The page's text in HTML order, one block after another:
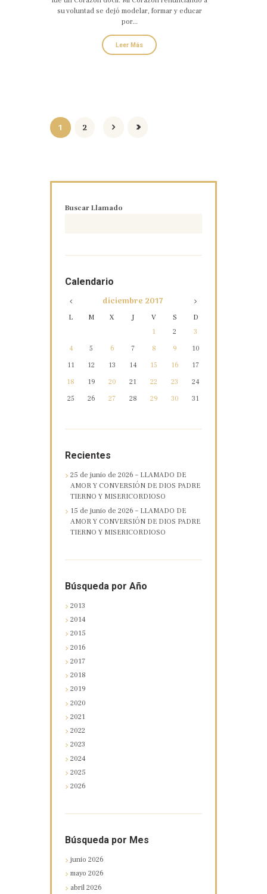
su voluntad se dejó modelar, formar y educar
por...
Leer Más
1 2
Buscar Llamado
Calendario
diciembre 2017
L M X J V S
D
1
2
3
4
5 6 7 8 9
10
11
12 13 14 15 16
17
18
19 20 21 22 23
24
25
26 27 28 29 30 31
Recientes
25 de junio de 2026 – LLAMADO DE
AMOR Y CONVERSIÓN DE DIOS PADRE
TIERNO Y MISERICORDIOSO
15 de junio de 2026 – LLAMADO DE
AMOR Y CONVERSIÓN DE DIOS PADRE
TIERNO Y MISERICORDIOSO
Búsqueda por Año
2013
2014
2015
2016
2017
2018
2019
2020
2021
2022
2023
2024
2025
2026
Búsqueda por Mes
junio2026
mayo2026
abril2026